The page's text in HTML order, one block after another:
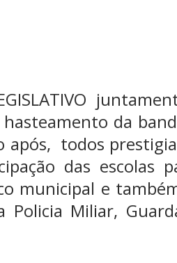
da
após, todos
das escolas
municipal e
Policia Miliar,